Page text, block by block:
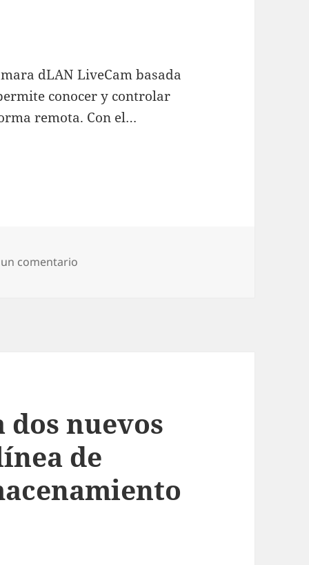
dLAN LiveCam basada
conocer y controlar
remota. Con el…
comentario
nuevos
de